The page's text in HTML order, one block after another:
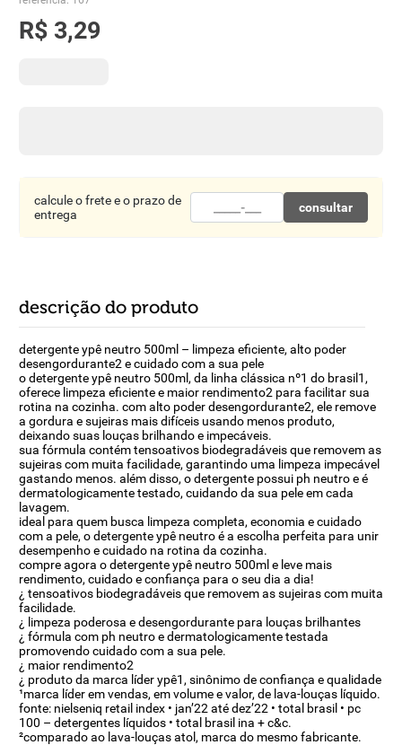
R$ 3,29
calcule o frete e o prazo de
entrega
consultar
descrição do produto
detergente ypê neutro 500ml – limpeza eficiente, alto poder
desengordurante2 e cuidado com a sua pele
o detergente ypê neutro 500ml, da linha clássica nº1 do brasil1,
oferece limpeza eficiente e maior rendimento2 para facilitar sua
rotina na cozinha. com alto poder desengordurante2, ele remove
a gordura e sujeiras mais difíceis usando menos produto,
deixando suas louças brilhando e impecáveis.
sua fórmula contém tensoativos biodegradáveis que removem as
sujeiras com muita facilidade, garantindo uma limpeza impecável
gastando menos. além disso, o detergente possui ph neutro e é
dermatologicamente testado, cuidando da sua pele em cada
lavagem.
ideal para quem busca limpeza completa, economia e cuidado
com a pele, o detergente ypê neutro é a escolha perfeita para unir
desempenho e cuidado na rotina da cozinha.
compre agora o detergente ypê neutro 500ml e leve mais
rendimento, cuidado e confiança para o seu dia a dia!
¿ tensoativos biodegradáveis que removem as sujeiras com muita
facilidade.
¿ limpeza poderosa e desengordurante para louças brilhantes
¿ fórmula com ph neutro e dermatologicamente testada
promovendo cuidado com a sua pele.
¿ maior rendimento2
¿ produto da marca líder ypê1, sinônimo de confiança e qualidade
¹marca líder em vendas, em volume e valor, de lava-louças líquido.
fonte: nielseniq retail index • jan’22 até dez’22 • total brasil • pc
100 – detergentes líquidos • total brasil ina + c&c.
²comparado ao lava-louças atol, marca do mesmo fabricante.
7º queijo